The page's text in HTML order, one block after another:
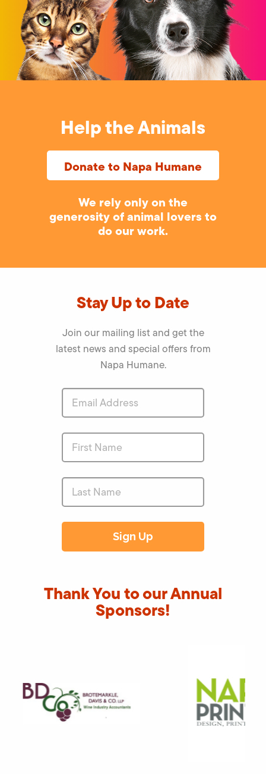
Help the Animals
Donate to Napa Humane
We rely only on the
generosity of animal lovers to
do our work.
Stay Up to Date
Join our mailing list and get the
latest news and special offers from
Napa Humane.
Thank You to our Annual
Sponsors!